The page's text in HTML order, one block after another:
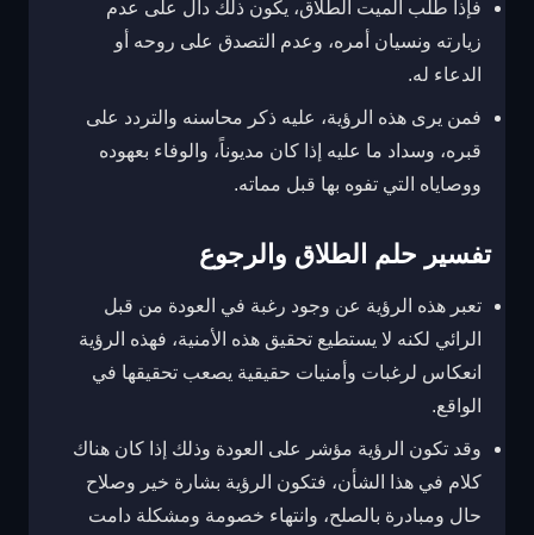
فإذا طلب الميت الطلاق، يكون ذلك دال على عدم
زيارته ونسيان أمره، وعدم التصدق على روحه أو
الدعاء له.
فمن يرى هذه الرؤية، عليه ذكر محاسنه والتردد على
قبره، وسداد ما عليه إذا كان مديوناً، والوفاء بعهوده
ووصاياه التي تفوه بها قبل مماته.
تفسير حلم الطلاق والرجوع
تعبر هذه الرؤية عن وجود رغبة في العودة من قبل
الرائي لكنه لا يستطيع تحقيق هذه الأمنية، فهذه الرؤية
انعكاس لرغبات وأمنيات حقيقية يصعب تحقيقها في
الواقع.
وقد تكون الرؤية مؤشر على العودة وذلك إذا كان هناك
كلام في هذا الشأن، فتكون الرؤية بشارة خير وصلاح
حال ومبادرة بالصلح، وانتهاء خصومة ومشكلة دامت